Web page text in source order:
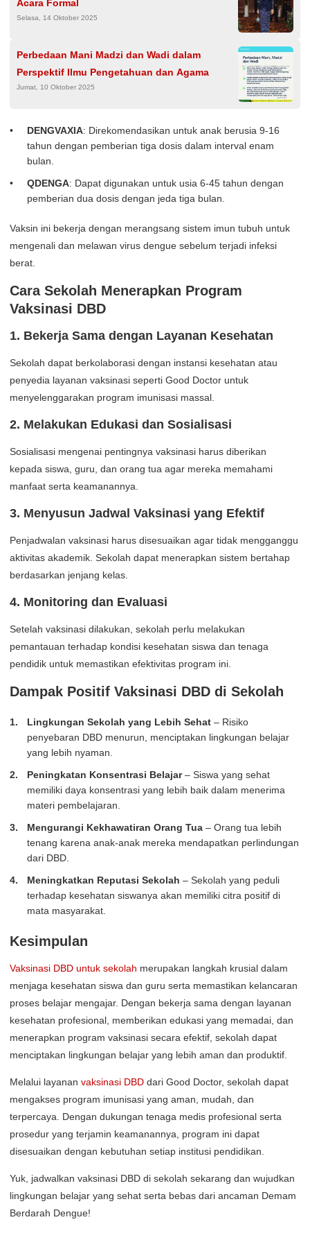
Acara Formal
Selasa, 14 Oktober 2025
Perbedaan Mani Madzi dan Wadi dalam
Perspektif Ilmu Pengetahuan dan Agama
Jumat, 10 Oktober 2025
DENGVAXIA: Direkomendasikan untuk anak berusia 9-16
tahun dengan pemberian tiga dosis dalam interval enam
bulan.
QDENGA: Dapat digunakan untuk usia 6-45 tahun dengan
pemberian dua dosis dengan jeda tiga bulan.
Vaksin ini bekerja dengan merangsang sistem imun tubuh untuk
mengenali dan melawan virus dengue sebelum terjadi infeksi
berat.
Cara Sekolah Menerapkan Program
Vaksinasi DBD
1. Bekerja Sama dengan Layanan Kesehatan
Sekolah dapat berkolaborasi dengan instansi kesehatan atau
penyedia layanan vaksinasi seperti Good Doctor untuk
menyelenggarakan program imunisasi massal.
2. Melakukan Edukasi dan Sosialisasi
Sosialisasi mengenai pentingnya vaksinasi harus diberikan
kepada siswa, guru, dan orang tua agar mereka memahami
manfaat serta keamanannya.
3. Menyusun Jadwal Vaksinasi yang Efektif
Penjadwalan vaksinasi harus disesuaikan agar tidak mengganggu
aktivitas akademik. Sekolah dapat menerapkan sistem bertahap
berdasarkan jenjang kelas.
4. Monitoring dan Evaluasi
Setelah vaksinasi dilakukan, sekolah perlu melakukan
pemantauan terhadap kondisi kesehatan siswa dan tenaga
pendidik untuk memastikan efektivitas program ini.
Dampak Positif Vaksinasi DBD di Sekolah
Lingkungan Sekolah yang Lebih Sehat – Risiko
penyebaran DBD menurun, menciptakan lingkungan belajar
yang lebih nyaman.
Peningkatan Konsentrasi Belajar– Siswa yang sehat
memiliki daya konsentrasi yang lebih baik dalam menerima
materi pembelajaran.
Mengurangi Kekhawatiran Orang Tua – Orang tua lebih
tenang karena anak-anak mereka mendapatkan perlindungan
dari DBD.
Meningkatkan Reputasi Sekolah – Sekolah yang peduli
terhadap kesehatan siswanya akan memiliki citra positif di
mata masyarakat.
Kesimpulan
Vaksinasi DBD untuk sekolah merupakan langkah krusial dalam
menjaga kesehatan siswa dan guru serta memastikan kelancaran
proses belajar mengajar. Dengan bekerja sama dengan layanan
kesehatan profesional, memberikan edukasi yang memadai, dan
menerapkan program vaksinasi secara efektif, sekolah dapat
menciptakan lingkungan belajar yang lebih aman dan produktif.
Melalui layanan vaksinasi DBD dari Good Doctor, sekolah dapat
mengakses program imunisasi yang aman, mudah, dan
terpercaya. Dengan dukungan tenaga medis profesional serta
prosedur yang terjamin keamanannya, program ini dapat
disesuaikan dengan kebutuhan setiap institusi pendidikan.
Yuk, jadwalkan vaksinasi DBD di sekolah sekarang dan wujudkan
lingkungan belajar yang sehat serta bebas dari ancaman Demam
Berdarah Dengue!